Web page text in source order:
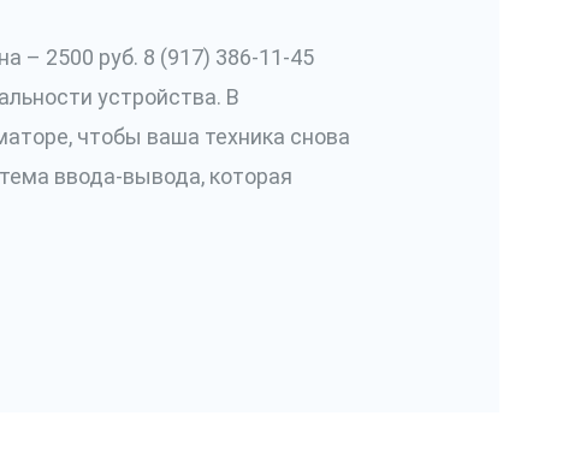
– 2500 руб. 8 (917) 386-11-45
устройства. В
чтобы ваша техника снова
ввода-вывода, которая